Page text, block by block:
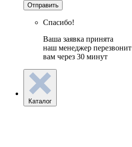
Отправить
Спасибо!
Ваша заявка принята
наш менеджер перезвонит
вам через 30 минут
Каталог